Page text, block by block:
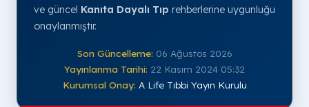
ve güncel Kanıta Dayalı Tıp rehberlerine uygunluğu
onaylanmıştır.
Son Güncelleme: 06 Ağustos 2026
Yayınlanma Tarihi: 22 Kasım 2024 05:32
Kurumsal Onay: A Life Tıbbi Yayın Kurulu